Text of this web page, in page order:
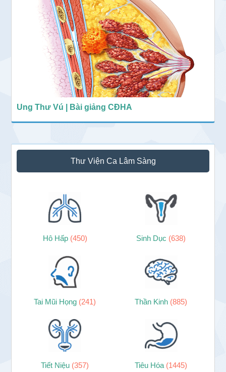
Ung Thư Vú | Bài giảng CĐHA
Thư Viện Ca Lâm Sàng
Hô Hấp (450) Sinh Dục (638)
Tai Mũi Họng (241) Thần Kinh (885)
Tiết Niệu (357) Tiêu Hóa (1445)